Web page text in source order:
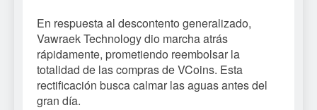
En respuesta al descontento generalizado,
Vawraek Technology dio marcha atrás
rápidamente, prometiendo reembolsar la
totalidad de las compras de VCoins. Esta
rectificación busca calmar las aguas antes del
gran día.